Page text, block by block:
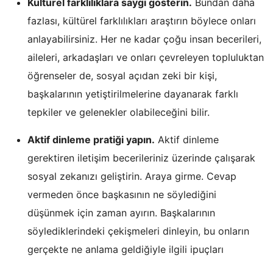
fazlası, kültürel farklılıkları araştırın böylece onları
anlayabilirsiniz. Her ne kadar çoğu insan becerileri,
aileleri, arkadaşları ve onları çevreleyen topluluktan
öğrenseler de, sosyal açıdan zeki bir kişi,
başkalarının yetiştirilmelerine dayanarak farklı
tepkiler ve gelenekler olabileceğini bilir.
Aktif dinleme pratiği yapın. Aktif dinleme
gerektiren iletişim becerileriniz üzerinde çalışarak
sosyal zekanızı geliştirin. Araya girme. Cevap
vermeden önce başkasının ne söylediğini
düşünmek için zaman ayırın. Başkalarının
söylediklerindeki çekişmeleri dinleyin, bu onların
gerçekte ne anlama geldiğiyle ilgili ipuçları